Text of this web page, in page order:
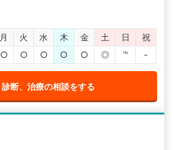
月 火 水 木 金 土 日
祝
○ ○ ○ ○ ○ ◎ ℡ -
診断、治療の相談をする